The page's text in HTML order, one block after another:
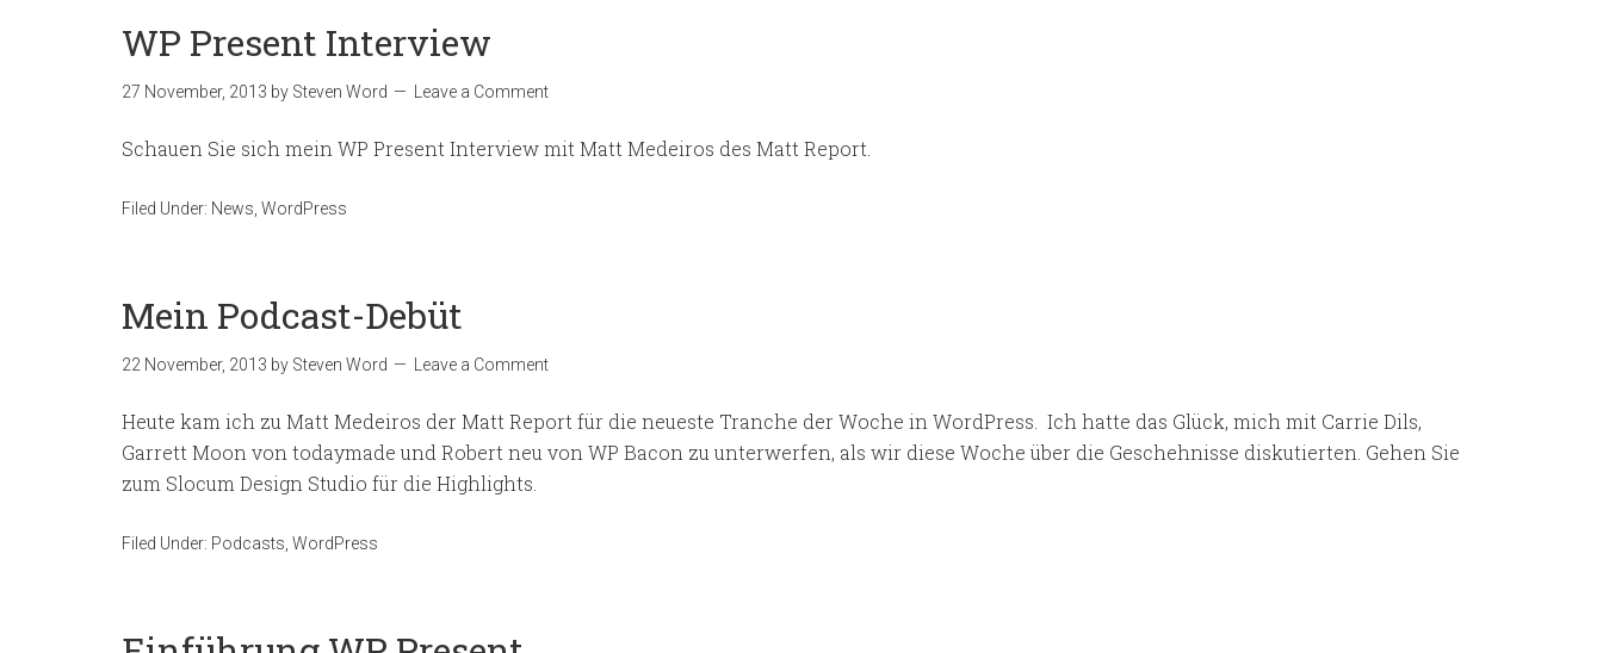
WP Present Interview
27 November, 2013 by Steven Word Leave a Comment
Schauen Sie sich mein WP Present Interview mit Matt Medeiros des Matt Report.
Filed Under: News WordPress
Mein Podcast-Debüt
22 November, 2013 by Steven Word Leave a Comment
Heute kam ich zu Matt Medeiros der Matt Report für die neueste Tranche der Woche in WordPress. Ich hatte das Glück, mich mit Carrie Dils,
Garrett Moon von todaymade und Robert neu von WP Bacon zu unterwerfen, als wir diese Woche über die Geschehnisse diskutierten. Gehen Sie
zum Slocum Design Studio für die Highlights.
Filed Under: Podcasts WordPress